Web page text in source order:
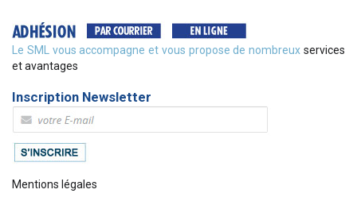
Le SML vous accompagne et vous propose de nombreux services
et avantages
Inscription Newsletter
Mentions légales